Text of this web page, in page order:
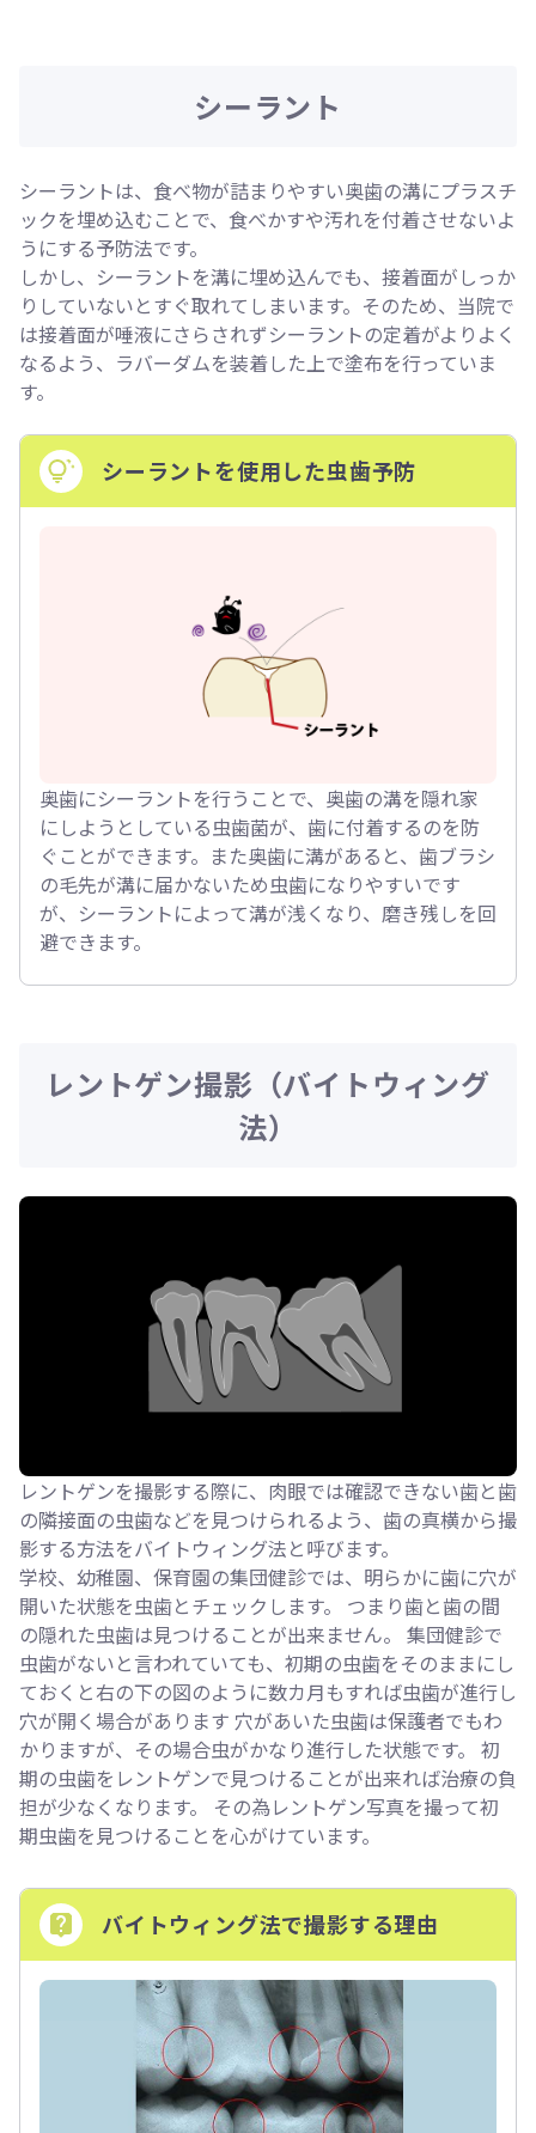
シーラント
シーラントは、食べ物が詰まりやすい奥歯の溝にプラスチ
ックを埋め込むことで、食べかすや汚れを付着させないよ
うにする予防法です。
しかし、シーラントを溝に埋め込んでも、接着面がしっか
りしていないとすぐ取れてしまいます。そのため、当院で
は接着面が唾液にさらされずシーラントの定着がよりよく
なるよう、ラバーダムを装着した上で塗布を行っていま
す。
シーラントを使用した虫歯予防
奥歯にシーラントを行うことで、奥歯の溝を隠れ家
にしようとしている虫歯菌が、歯に付着するのを防
ぐことができます。また奥歯に溝があると、歯ブラシ
の毛先が溝に届かないため虫歯になりやすいです
が、シーラントによって溝が浅くなり、磨き残しを回
避できます。
レントゲン撮影（バイトウィング
法）
レントゲンを撮影する際に、肉眼では確認できない歯と歯
の隣接面の虫歯などを見つけられるよう、歯の真横から撮
影する方法をバイトウィング法と呼びます。
学校、幼稚園、保育園の集団健診では、明らかに歯に穴が
開いた状態を虫歯とチェックします。 つまり歯と歯の間
の隠れた虫歯は見つけることが出来ません。 集団健診で
虫歯がないと言われていても、初期の虫歯をそのままにし
ておくと右の下の図のように数カ月もすれば虫歯が進行し
穴が開く場合があります 穴があいた虫歯は保護者でもわ
かりますが、その場合虫がかなり進行した状態です。 初
期の虫歯をレントゲンで見つけることが出来れば治療の負
担が少なくなります。 その為レントゲン写真を撮って初
期虫歯を見つけることを心がけています。
バイトウィング法で撮影する理由